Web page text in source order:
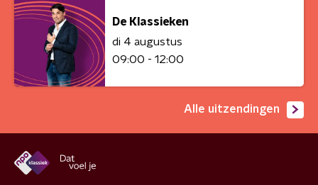
De Klassieken
di 4 augustus
09:00 - 12:00
Alle uitzendingen